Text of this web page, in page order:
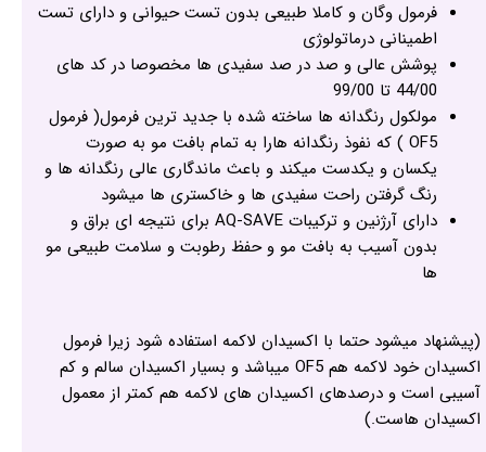
فرمول وگان و کاملا طبیعی بدون تست حیوانی و دارای تست
اطمینانی درماتولوژی
پوشش عالی و صد در صد سفیدی ها مخصوصا در کد های
44/00 تا 99/00
مولکول رنگدانه ها ساخته شده با جدید ترین فرمول( فرمول
OF5 ) که نفوذ رنگدانه هارا به تمام بافت مو به صورت
یکسان و یکدست میکند و باعث ماندگاری عالی رنگدانه ها و
رنگ گرفتن راحت سفیدی ها و خاکستری ها میشود
دارای آرژنین و ترکیبات AQ-SAVE برای نتیجه ای براق و
بدون آسیب به بافت مو و حفظ رطوبت و سلامت طبیعی مو
ها
(پیشنهاد میشود حتما با اکسیدان لاکمه استفاده شود زیرا فرمول
اکسیدان خود لاکمه هم OF5 میباشد و بسیار اکسیدان سالم و کم
آسیبی است و درصدهای اکسیدان های لاکمه هم کمتر از معمول
اکسیدان هاست.)